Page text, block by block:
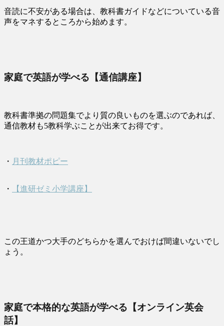
音読に不安がある場合は、教科書ガイドなどについている音
声をマネするところから始めます。
家庭で英語が学べる【通信講座】
教科書準拠の問題集でより質の良いものを選ぶのであれば、
通信教材も5教科学ぶことが出来てお得です。
・ 月刊教材ポピー
・ 【進研ゼミ小学講座】
この王道かつ大手のどちらかを選んでおけば間違いないでし
ょう。
家庭で本格的な英語が学べる【オンライン英会
話】